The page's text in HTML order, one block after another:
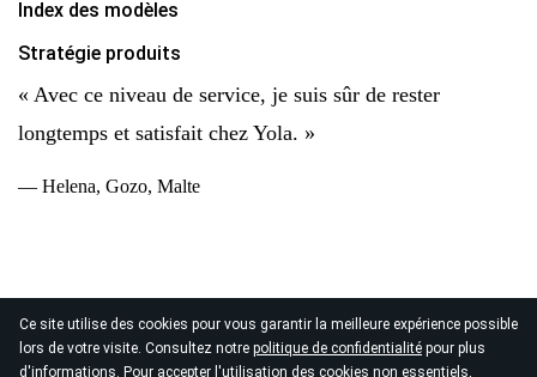
Ce site utilise des cookies pour vous garantir la meilleure expérience possible
lors de votre visite. Consultez notre politique de confidentialité pour plus
d'informations. Pour accepter l'utilisation des cookies non essentiels,
Index des modèles
Stratégie produits
« Avec ce niveau de service, je suis sûr de rester
longtemps et satisfait chez Yola. »
— Helena, Gozo, Malte
© 2026
Copyright Yola Inc. Tous droits réservés.Politique de